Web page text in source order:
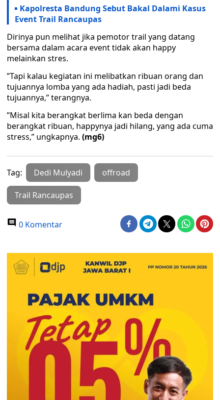
Kapolresta Bandung Sebut Bakal Dalami Kasus
Event Trail Rancaupas
Dirinya pun melihat jika pemotor trail yang datang
bersama dalam acara event tidak akan happy
melainkan stres.
”Tapi kalau kegiatan ini melibatkan ribuan orang dan
tujuannya lomba yang ada hadiah, pasti jadi beda
tujuannya,” terangnya.
”Misal kita berangkat berlima kan beda dengan
berangkat ribuan, happynya jadi hilang, yang ada cuma
stress,” ungkapnya. (mg6)
Tag: Dedi Mulyadi offroad
Trail Rancaupas
0 Komentar